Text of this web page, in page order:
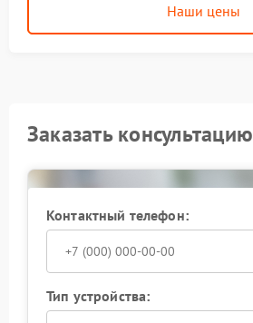
Наши цены
Заказать консультацию
Контактный телефон:
Тип устройства: